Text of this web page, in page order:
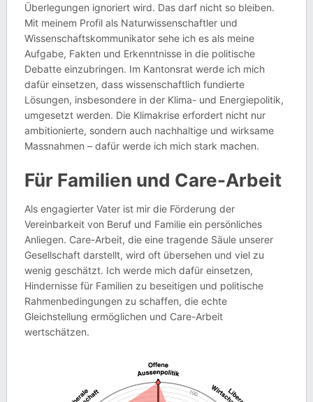
Überlegungen ignoriert wird. Das darf nicht so bleiben.
Mit meinem Profil als Naturwissenschaftler und
Wissenschaftskommunikator sehe ich es als meine
Aufgabe, Fakten und Erkenntnisse in die politische
Debatte einzubringen. Im Kantonsrat werde ich mich
dafür einsetzen, dass wissenschaftlich fundierte
Lösungen, insbesondere in der Klima- und Energiepolitik,
umgesetzt werden. Die Klimakrise erfordert nicht nur
ambitionierte, sondern auch nachhaltige und wirksame
Massnahmen – dafür werde ich mich stark machen.
Für Familien und Care-Arbeit
Als engagierter Vater ist mir die Förderung der
Vereinbarkeit von Beruf und Familie ein persönliches
Anliegen. Care-Arbeit, die eine tragende Säule unserer
Gesellschaft darstellt, wird oft übersehen und viel zu
wenig geschätzt. Ich werde mich dafür einsetzen,
Hindernisse für Familien zu beseitigen und politische
Rahmenbedingungen zu schaffen, die echte
Gleichstellung ermöglichen und Care-Arbeit
wertschätzen.